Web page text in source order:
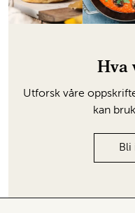
Hva
Utforsk våre
kan
Bli